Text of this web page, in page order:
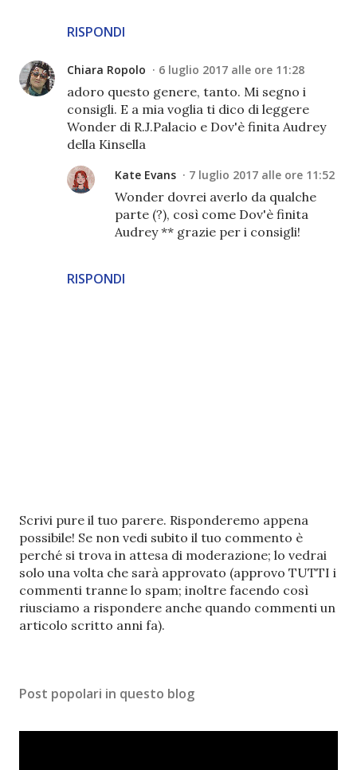
RISPONDI
Chiara Ropolo 6 luglio 2017 alle ore 11:28
adoro questo genere, tanto. Mi segno i
consigli. E a mia voglia ti dico di leggere
Wonder di R.J.Palacio e Dov'è finita Audrey
della Kinsella
RISPONDI
Kate Evans 7 luglio 2017 alle ore 11:52
Wonder dovrei averlo da qualche
parte (?), così come Dov'è finita
Audrey ** grazie per i consigli!
P
o
s
t
a
u
n
m
n
Scrivi pure il tuo parere. Risponderemo appena
possibile! Se non vedi subito il tuo commento è
perché si trova in attesa di moderazione; lo vedrai
solo una volta che sarà approvato (approvo TUTTI i
commenti tranne lo spam; inoltre facendo così
riusciamo a rispondere anche quando commenti un
articolo scritto anni fa).
Post popolari in questo blog